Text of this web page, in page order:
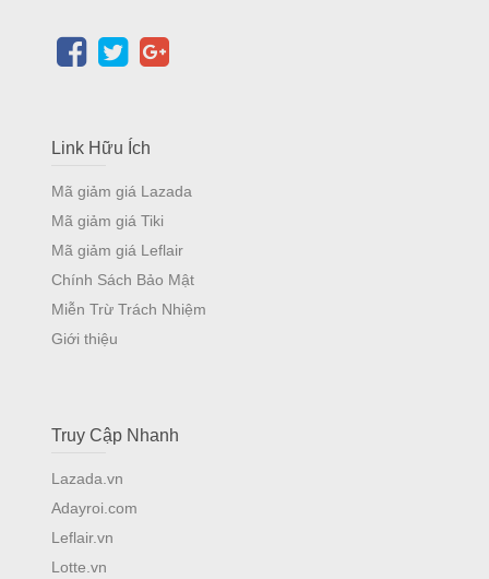
Link Hữu Ích
Mã giảm giá Lazada
Mã giảm giá Tiki
Mã giảm giá Leflair
Chính Sách Bảo Mật
Miễn Trừ Trách Nhiệm
Giới thiệu
Truy Cập Nhanh
Lazada.vn
Adayroi.com
Leflair.vn
Lotte.vn